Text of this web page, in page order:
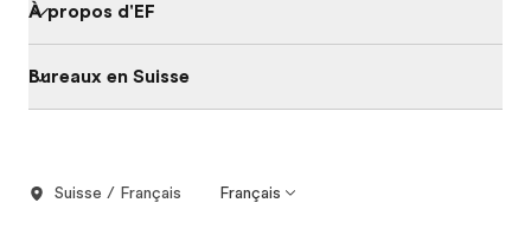
À propos d'EF
Bureaux en Suisse
Suisse / Français Français